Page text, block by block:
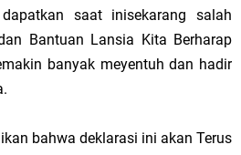
saat inisekarang salah
Bantuan Lansia Kita Berharap
banyak meyentuh dan hadir
bahwa deklarasi ini akan Terus